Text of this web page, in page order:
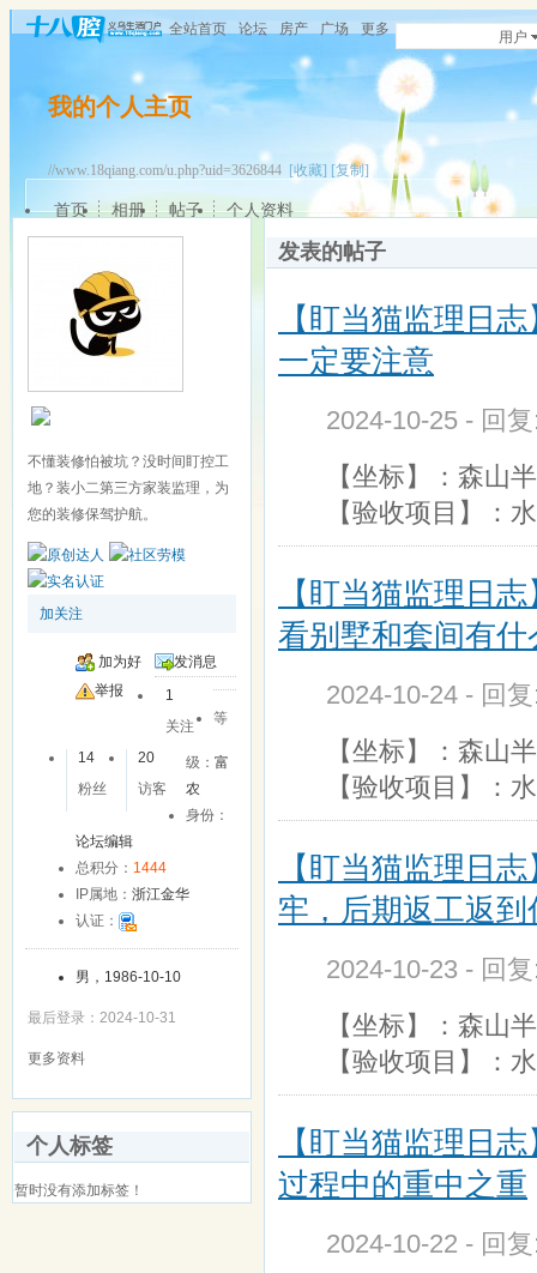
全站首页 论坛 房产 广场 更多 用户
我的个人主页
//www.18qiang.com/u.php?uid=3626844 [收藏] [复制]
首页 相册 帖子 个人资料
不懂装修怕被坑？没时间盯控工
地？装小二第三方家装监理，为
您的装修保驾护航。
加关注
加为好
友
发消息
举报
1
关注
14
粉丝
20
访客
等
级：富
农
身份：
论坛编辑
总积分： 1444
IP属地： 浙江金华
认证：
男，1986-10-10
最后登录：2024-10-31
更多资料
个人标签
暂时没有添加标签！
发表的帖子
【盯当猫监理日
一定要注意
2024-10-25 - 回
【坐标】：森山
【验收项目】：
【盯当猫监理日
看别墅和套间有什
2024-10-24 - 回
【坐标】：森山
【验收项目】：
【盯当猫监理日
牢，后期返工返到
2024-10-23 - 回
【坐标】：森山
【验收项目】：
【盯当猫监理日
过程中的重中之重
2024-10-22 - 回